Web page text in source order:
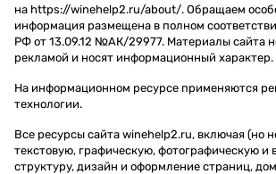
на https://winehelp2.ru/about/. Обращаем
информация размещена в полном
РФ от 13.09.12 №АК/29977. Материалы сайта
рекламой и носят информационный характер.
На информационном ресурсе применяются
технологии.
Все ресурсы сайта winehelp2.ru, включая (но
текстовую, графическую, фотографическую
структуру, дизайн и оформление страниц,